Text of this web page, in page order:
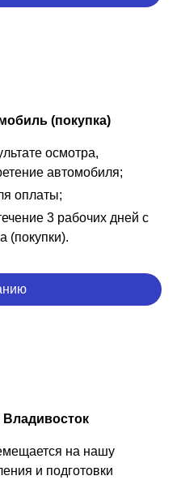
(покупка)
осмотра,
автомобиля;
оплаты;
3 рабочих дней с
(покупки).
Владивосток
на нашу
и подготовки